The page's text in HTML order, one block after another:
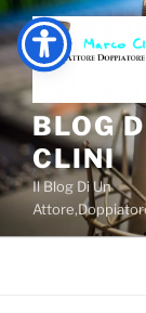
Salta
al
contenuto
BLOG
CLINI
Il Blog Di Un